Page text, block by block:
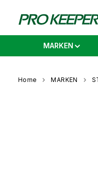
MARKEN
Home MARKEN